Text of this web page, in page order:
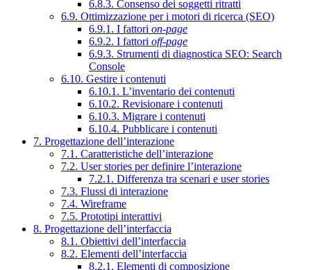
6.8.3. Consenso dei soggetti ritratti
6.9. Ottimizzazione per i motori di ricerca (SEO)
6.9.1. I fattori on-page
6.9.2. I fattori off-page
6.9.3. Strumenti di diagnostica SEO: Search
Console
6.10. Gestire i contenuti
6.10.1. L’inventario dei contenuti
6.10.2. Revisionare i contenuti
6.10.3. Migrare i contenuti
6.10.4. Pubblicare i contenuti
7. Progettazione dell’interazione
7.1. Caratteristiche dell’interazione
7.2. User stories per definire l’interazione
7.2.1. Differenza tra scenari e user stories
7.3. Flussi di interazione
7.4. Wireframe
7.5. Prototipi interattivi
8. Progettazione dell’interfaccia
8.1. Obiettivi dell’interfaccia
8.2. Elementi dell’interfaccia
8.2.1. Elementi di composizione